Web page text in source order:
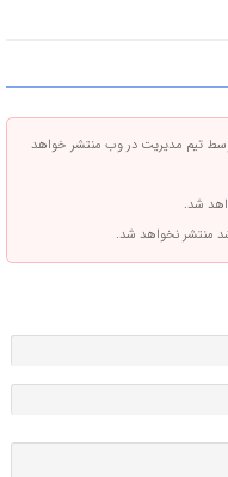
تیم مدیریت در وب منتشر خواهد
شد.
منتشر نخواهد شد.